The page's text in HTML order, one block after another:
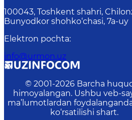
100043, Toshkent shahri,
Bunyodkor shohko‘chasi, 7a-uy
Elektron pochta:
info@urmon.uz
© 2001-2026 Barcha
himoyalangan. Ushbu veb-
ma’lumotlardan
ko‘rsatilishi shart.